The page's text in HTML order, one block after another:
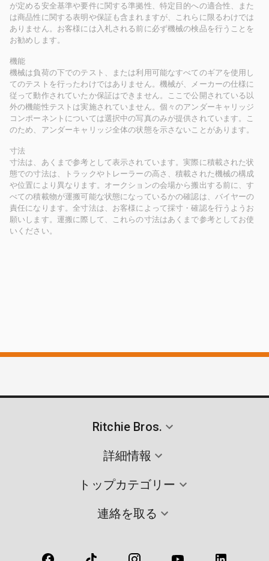
が定める安全基準や要件に関する準拠性、特定目的への適合性、また
は商品性に関する表明や保証も含まれますが、これらに限るわけでは
ありません。お客様には入札される前に必ず機械の検品を行うことを
お勧めします。
機能
機械は負荷の下でのテスト、または利用可能なすべてのギアを使用し
てのテストを行ったわけではありません。機械が、メーカーの仕様に
従って動作されていたか保証はできません。ここで公開されている以
外の機能性テストは実施されていません。個々のアンダーキャリッジ
コンポーネントについては選択中の写真のみが提供されています。こ
のため、アンダーキャリッジ全体の状態を示さないことがあります。
寸法
寸法は、あくまで参考として表示されています。実際に積載された状
態での寸法は、トラックやトレーラーの高さ、積載された機械の構成
や位置により異なります。オークションの会場から搬出する前に、す
べての積載物が運搬可能な状態になっているかの確認は、バイヤーの
責任になります。全寸法は、お客様によって採寸・確認を行うようお
願いします。運搬に際して、これらの寸法はあくまで参考としてお使
いください。
Ritchie Bros.
詳細情報
トップカテゴリー
連絡を取る